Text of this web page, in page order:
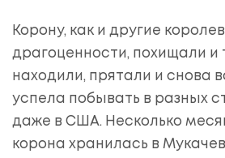
Корону, как и другие
драгоценности, похищали и
находили, прятали и снова
успела побывать в разных
даже в США. Несколько
корона хранилась в